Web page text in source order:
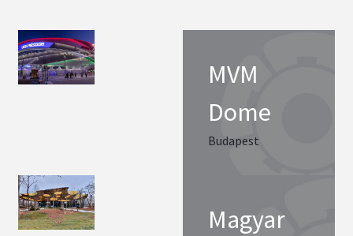
MVM
Dome
Budapest
Magyar